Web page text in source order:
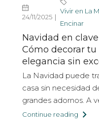
24/11/2025
Vivir en La
Encinar
Navidad en
Cómo decorar tu
elegancia sin
La Navidad puede
casa sin necesidad
grandes adornos. A
Continue reading